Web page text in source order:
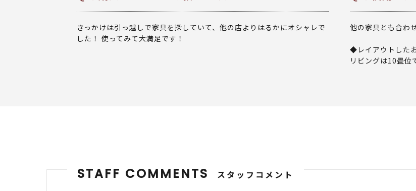
きっかけは引っ越しで家具を探していて、他の店よりはるかにオシャレで
した！ 使ってみて大満足です！
他の家具とも合わ
◆レイアウトした
リビングは10畳位
STAFF COMMENTS スタッフコメント